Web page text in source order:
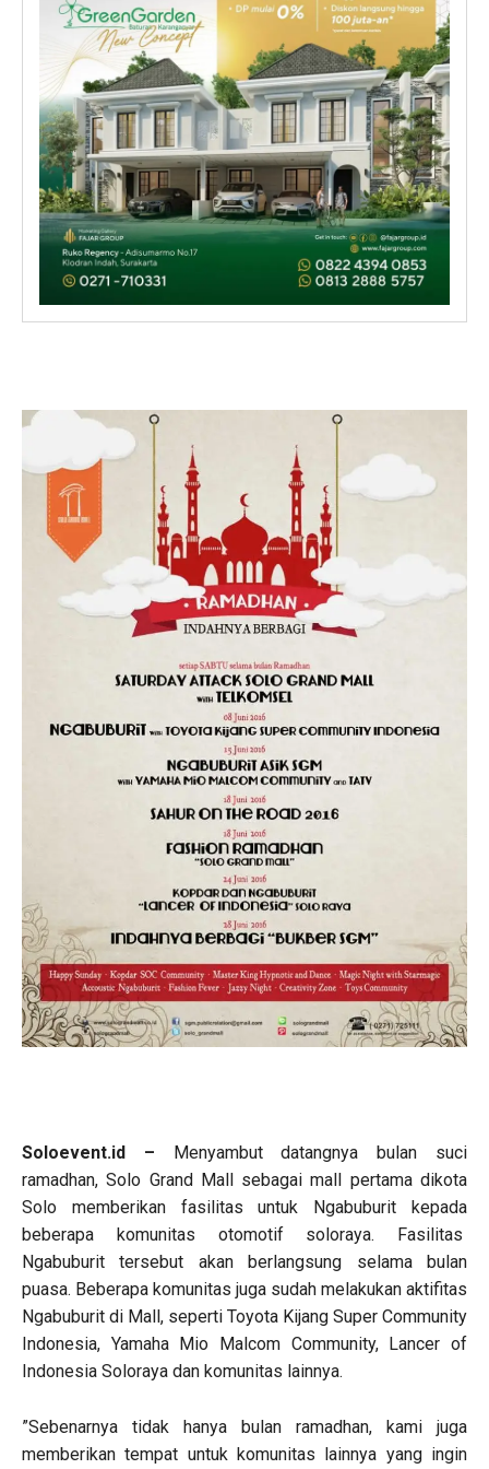
Soloevent.id – Menyambut datangnya bulan suci
ramadhan, Solo Grand Mall sebagai mall pertama dikota
Solo memberikan fasilitas untuk Ngabuburit kepada
beberapa komunitas otomotif soloraya. Fasilitas
Ngabuburit tersebut akan berlangsung selama bulan
puasa. Beberapa komunitas juga sudah melakukan aktifitas
Ngabuburit di Mall, seperti Toyota Kijang Super Community
Indonesia, Yamaha Mio Malcom Community, Lancer of
Indonesia Soloraya dan komunitas lainnya.
”Sebenarnya tidak hanya bulan ramadhan, kami juga
memberikan tempat untuk komunitas lainnya yang ingin